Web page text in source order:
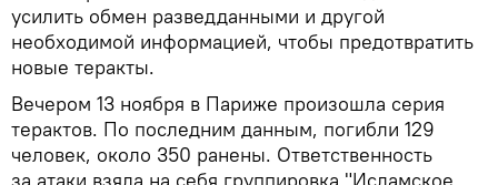
усилить обмен разведданными и другой
необходимой информацией, чтобы предотвратить
новые теракты.
Вечером 13 ноября в Париже произошла серия
терактов. По последним данным, погибли 129
человек, около 350 ранены. Ответственность
за атаки взяла на себя группировка "Исламское